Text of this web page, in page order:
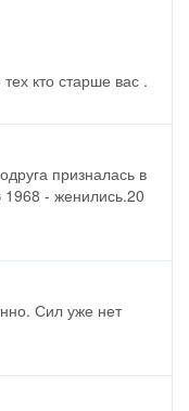
кто старше вас .
призналась в
- женились.20
Сил уже нет